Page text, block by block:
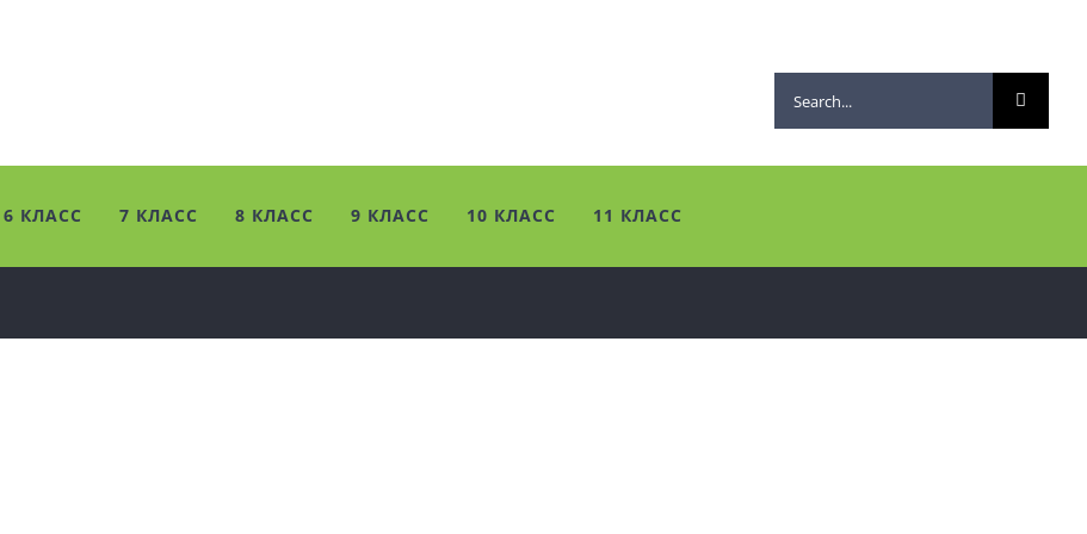
Search
for:
6 КЛАСС 7 КЛАСС 8 КЛАСС 9 КЛАСС 10 КЛАСС 11 КЛАСС